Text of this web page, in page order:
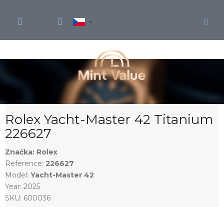
obsah
Rolex Yacht-Master 42 Titanium
226627
Značka: Rolex
Reference: 226627
Model: Yacht-Master 42
Year: 2025
SKU: 600036